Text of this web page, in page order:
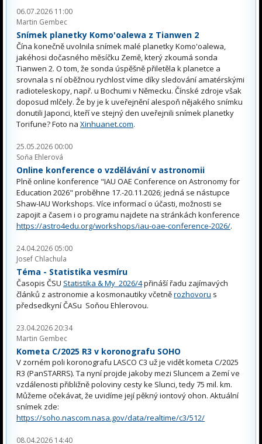
06.07.2026 11:00
Martin Gembec
Snímek planetky Komo'oalewa z Tianwen 2
Čína konečně uvolnila snímek malé planetky Komo'oalewa,
jakéhosi dočasného měsíčku Země, který zkoumá sonda
Tianwen 2. O tom, že sonda úspěšně přiletěla k planetce a
srovnala s ní oběžnou rychlost víme díky sledování amatérskými
radioteleskopy, např. u Bochumi v Německu. Čínské zdroje však
doposud mlčely. Že by je k uveřejnění alespoň nějakého snímku
donutili Japonci, kteří ve stejný den uveřejnili snímek planetky
Torifune? Foto na Xinhuanet.com.
25.05.2026 00:00
Soňa Ehlerová
Online konference o vzdělávání v astronomii
Plně online konference "IAU OAE Conference on Astronomy for
Education 2026" proběhne 17.-20.11.2026; jedná se nástupce
Shaw-IAU Workshops. Více informací o účasti, možnosti se
zapojit a časem i o programu najdete na stránkách konference
https://astro4edu.org/workshops/iau-oae-conference-2026/.
24.04.2026 05:00
Josef Chlachula
Téma - Statistika vesmíru
Časopis ČSU Statistika & My 2026/4přináší řadu zajímavých
článků z astronomie a kosmonautiky včetněrozhovoru s
předsedkyní ČASu Soňou Ehlerovou.
23.04.2026 20:34
Martin Gembec
Kometa C/2025 R3 v koronografu SOHO
V zorném poli koronografu LASCO C3 už je vidět kometa C/2025
R3 (PanSTARRS). Ta nyní projde jakoby mezi Sluncem a Zemí ve
vzdálenosti přibližně poloviny cesty ke Slunci, tedy 75 mil. km.
Můžeme očekávat, že uvidíme její pěkný iontový ohon. Aktuální
snímek zde:
https://soho.nascom.nasa.gov/data/realtime/c3/512/
08.04.2026 14:40